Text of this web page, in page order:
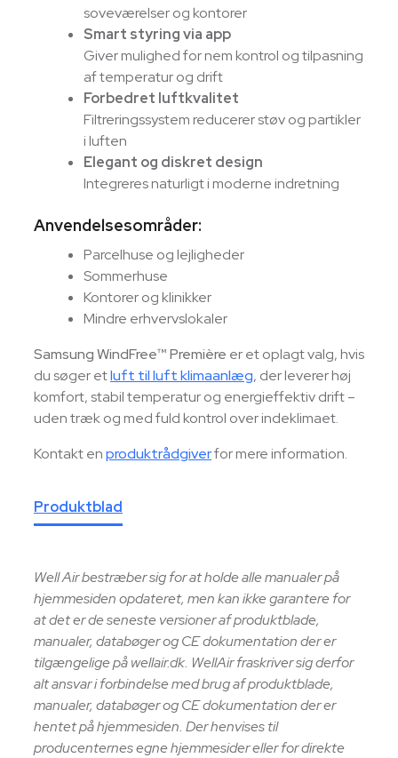
soveværelser og kontorer
Smart styring via app
Giver mulighed for nem kontrol og tilpasning
af temperatur og drift
Forbedret luftkvalitet
Filtreringssystem reducerer støv og partikler
i luften
Elegant og diskret design
Integreres naturligt i moderne indretning
Anvendelsesområder:
Parcelhuse og lejligheder
Sommerhuse
Kontorer og klinikker
Mindre erhvervslokaler
Samsung WindFree™ Première er et oplagt valg, hvis
du søger etluft til luft klimaanlæg, der leverer høj
komfort, stabil temperatur og energieffektiv drift –
uden træk og med fuld kontrol over indeklimaet.
Kontakt enproduktrådgiverfor mere information.
Produktblad
Well Air bestræber sig for at holde alle manualer på
hjemmesiden opdateret, men kan ikke garantere for
at det er de seneste versioner af produktblade,
manualer, databøger og CE dokumentation der er
tilgængelige på wellair.dk. WellAir fraskriver sig derfor
alt ansvar i forbindelse med brug af produktblade,
manualer, databøger og CE dokumentation der er
hentet på hjemmesiden. Der henvises til
producenternes egne hjemmesider eller for direkte